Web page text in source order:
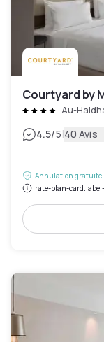
Courtyard by
Au-
4.5/5|40 Avis
Annulation gratuite
rate-plan-